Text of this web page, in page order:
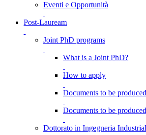
Eventi e Opportunità
Post-Lauream
Joint PhD programs
What is a Joint PhD?
How to apply
Documents to be
Documents to be
Dottorato in Ingegneria